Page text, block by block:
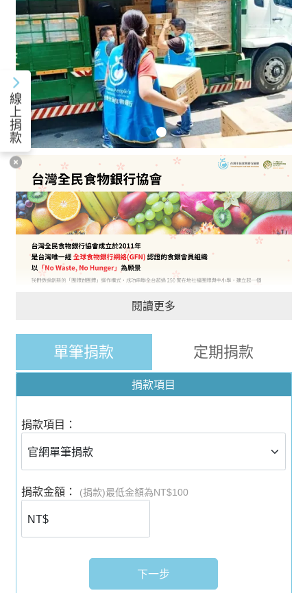
閱讀更多
單筆捐款 定期捐款
捐款項目
捐款項目：
捐款金額： (捐款)最低金額為NT$100
下一步
線
上
捐
款